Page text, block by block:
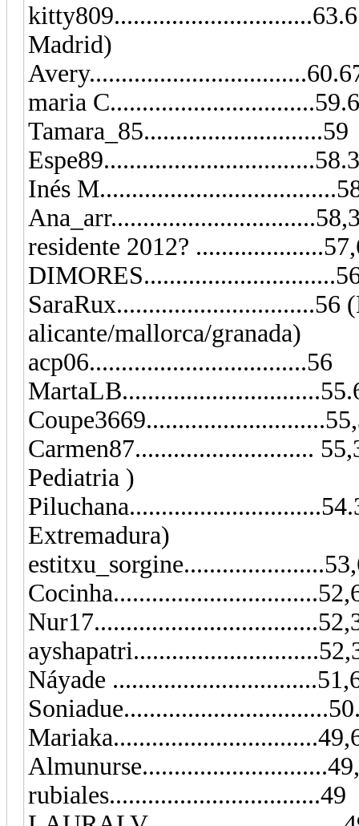
Madrid)
maria
Tamara_85............................59
Inés
residente 2012?
SaraRux...............................56
alicante/mallorca/granada)
acp06..................................56
Carmen87............................
Pediatria )
Extremadura)
Náyade
rubiales.................................49